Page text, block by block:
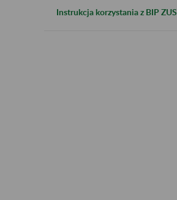
Instrukcja korzystania z BIP ZUS